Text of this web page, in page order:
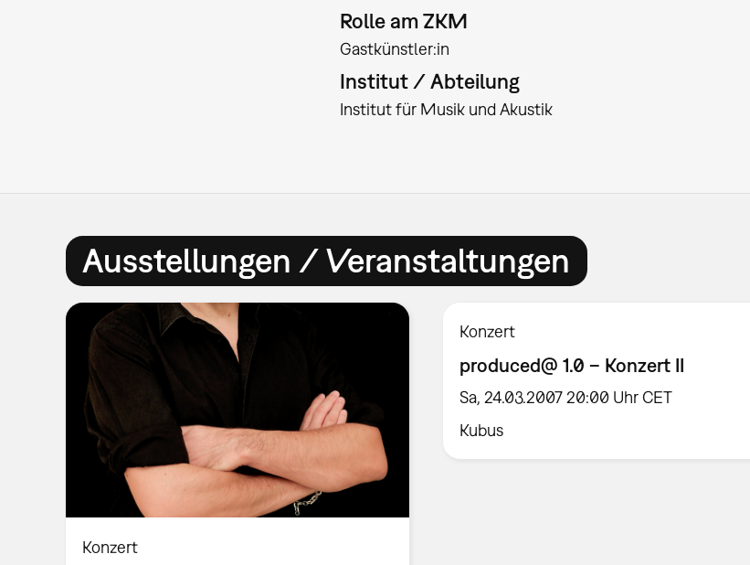
Rolle am ZKM
Gastkünstler:in
Institut / Abteilung
Institut für Musik und Akustik
Ausstellungen / Veranstaltungen
Konzert
Konzert
produced@ 1.0 – Konzert II
Sa, 24.03.2007 20:00 Uhr CET
Kubus